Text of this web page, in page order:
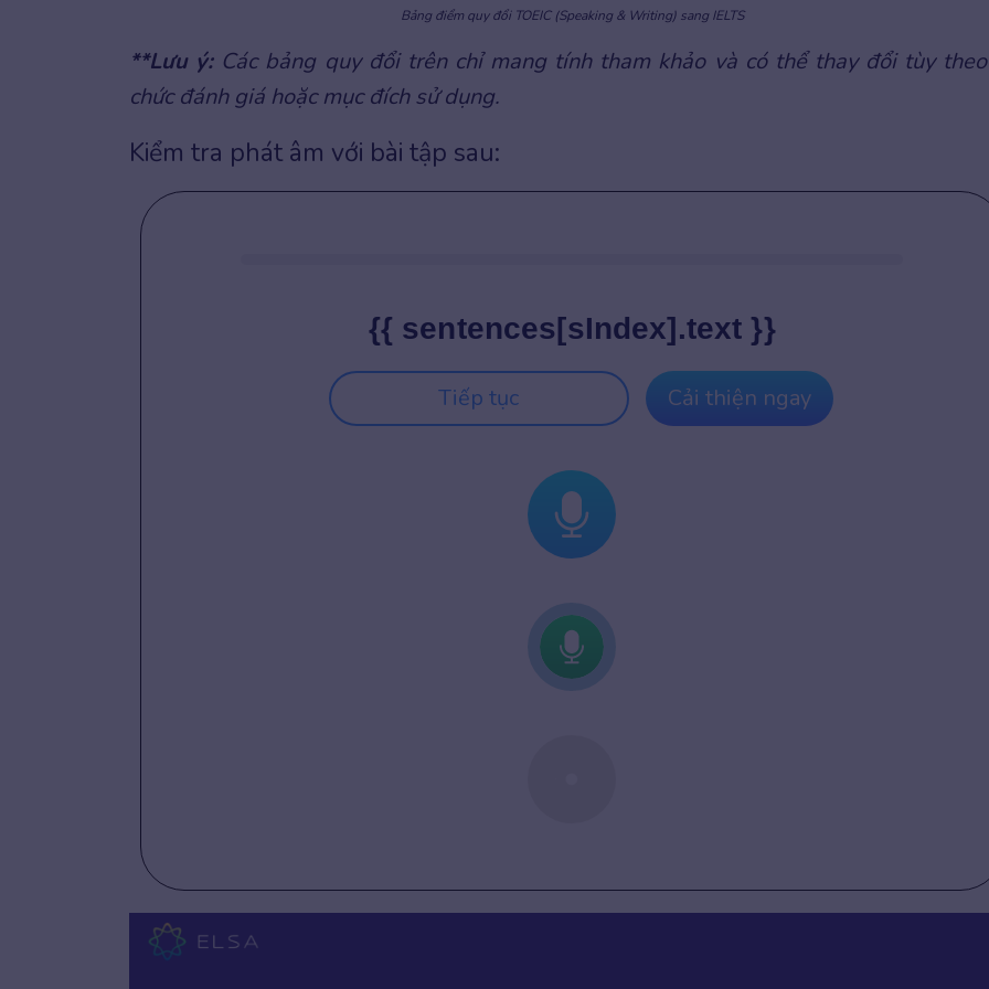
Bảng điểm quy đổi TOEIC (Speaking & Writing) sang IELTS
**Lưu ý:Các bảng quy đổi trên chỉ mang tính tham khảo và có thể thay đổi tùy
chức đánh giá hoặc mục đích sử dụng.
Kiểm tra phát âm với bài tập sau:
{{ sentences[sIndex].text }}
Tiếp tục Cải thiện ngay